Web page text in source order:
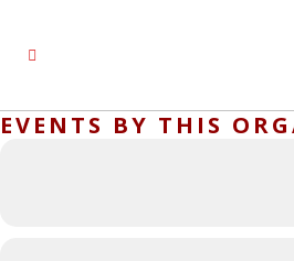
EVENTS BY THIS